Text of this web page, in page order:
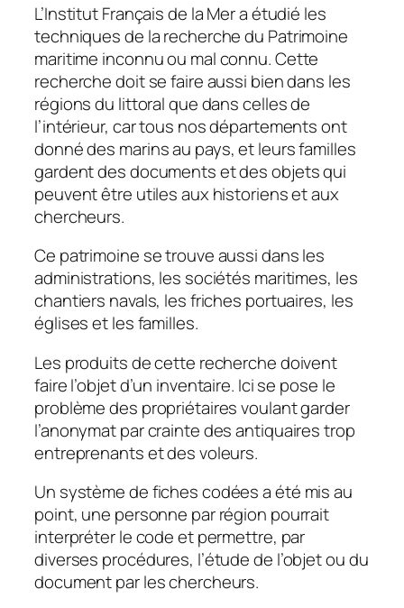
L’Institut Français de la Mer a étudié les
techniques de la recherche du Patrimoine
maritime inconnu ou mal connu. Cette
recherche doit se faire aussi bien dans les
régions du littoral que dans celles de
l’intérieur, car tous nos départements ont
donné des marins au pays, et leurs familles
gardent des documents et des objets qui
peuvent être utiles aux historiens et aux
chercheurs.
Ce patrimoine se trouve aussi dans les
administrations, les sociétés maritimes, les
chantiers navals, les friches portuaires, les
églises et les familles.
Les produits de cette recherche doivent
faire l’objet d’un inventaire. Ici se pose le
problème des propriétaires voulant garder
l’anonymat par crainte des antiquaires trop
entreprenants et des voleurs.
Un système de fiches codées a été mis au
point, une personne par région pourrait
interpréter le code et permettre, par
diverses procédures, l’étude de l’objet ou du
document par les chercheurs.